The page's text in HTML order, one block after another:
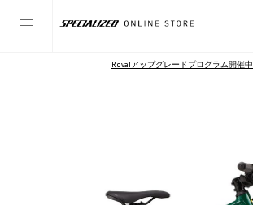
Rovalアップグレードプログラム開催中